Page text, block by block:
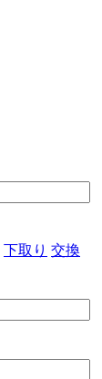
下取り 交換